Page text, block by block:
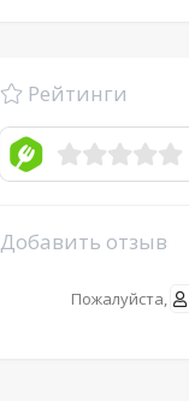
Рейтинги
Добавить отзыв
Пожалуйста,